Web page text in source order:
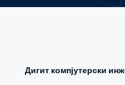
Дигит компјутерски